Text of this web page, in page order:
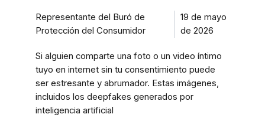
Representante del Buró de
Protección del Consumidor
19 de mayo
de 2026
Si alguien comparte una foto o un video íntimo
tuyo en internet sin tu consentimiento puede
ser estresante y abrumador. Estas imágenes,
incluidos los deepfakes generados por
inteligencia artificial